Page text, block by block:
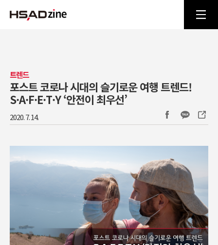
트렌드
포스트 코로나 시대의 슬기로운 여행 트렌드!
S·A·F·E·T·Y ‘안전이 최우선’
2020. 7. 14.